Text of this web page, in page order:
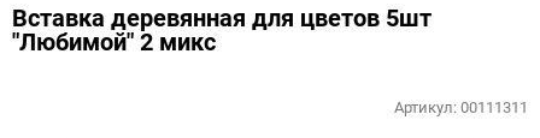
Вставка деревянная для цветов 5шт
"Любимой" 2 микс
Артикул:00111311